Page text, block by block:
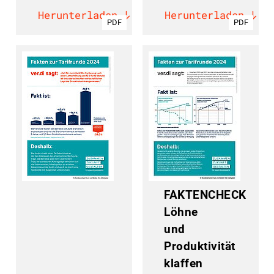
Herunterladen
PDF
Herunterladen
PDF
FAKTENCHECK
Löhne
und
Produktivität
klaffen